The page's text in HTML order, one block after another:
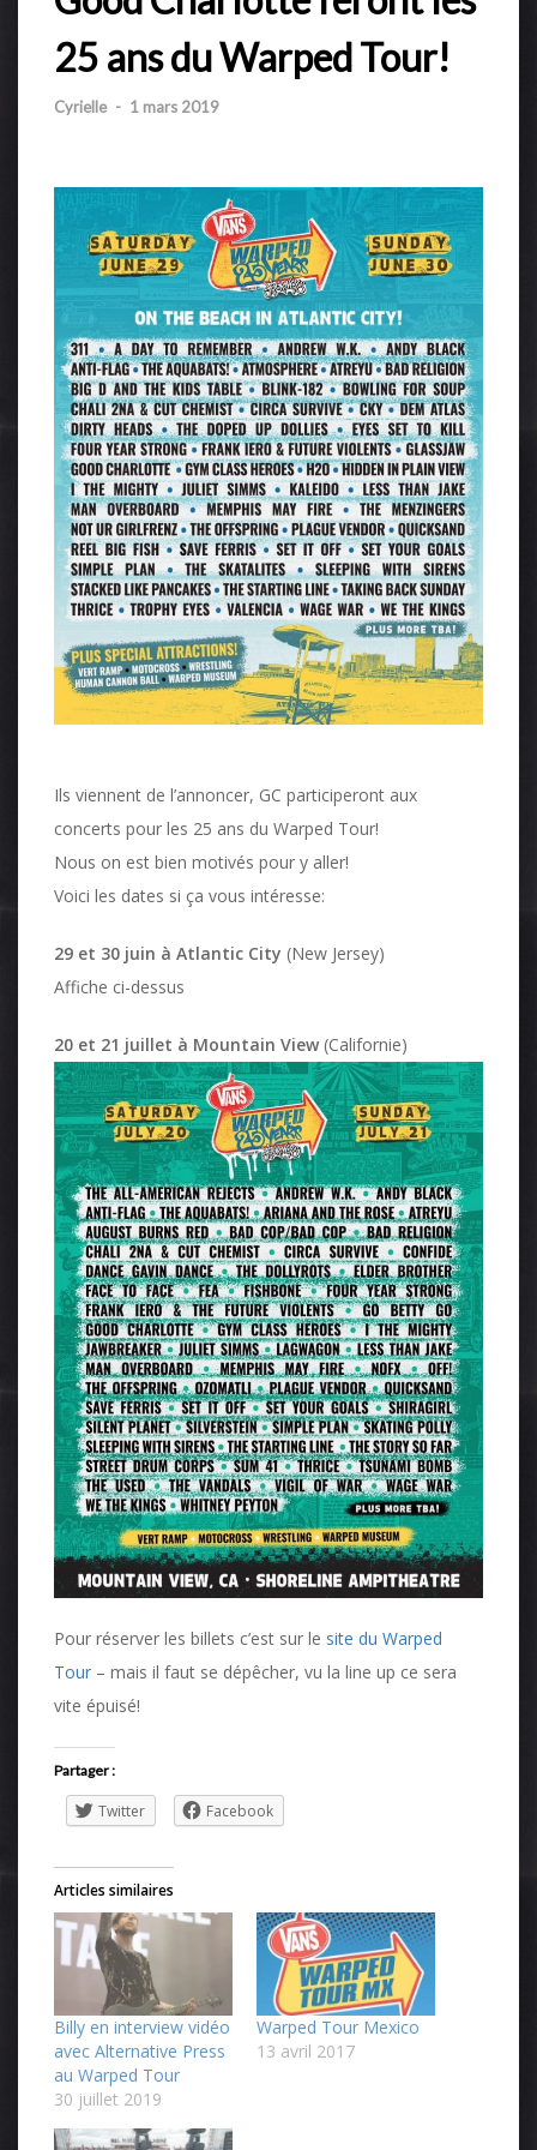
25 ans du Warped Tour!
Cyrielle - 1 mars 2019
Ils viennent de l’annoncer, GC participeront aux
concerts pour les 25 ans du Warped Tour!
Nous on est bien motivés pour y aller!
Voici les dates si ça vous intéresse:
29 et 30 juin à Atlantic City (New Jersey)
Affiche ci-dessus
20 et 21 juillet à Mountain View (Californie)
Pour réserver les billets c’est sur le site du Warped
Tour – mais il faut se dépêcher, vu la line up ce sera
vite épuisé!
Partager :
Twitter Facebook
Articles similaires
Billy en interview vidéo
avec Alternative Press
au Warped Tour
30 juillet 2019
Warped Tour Mexico
13 avril 2017